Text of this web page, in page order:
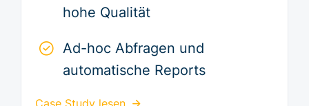
hohe Qualität
Ad-hoc Abfragen und
automatische Reports